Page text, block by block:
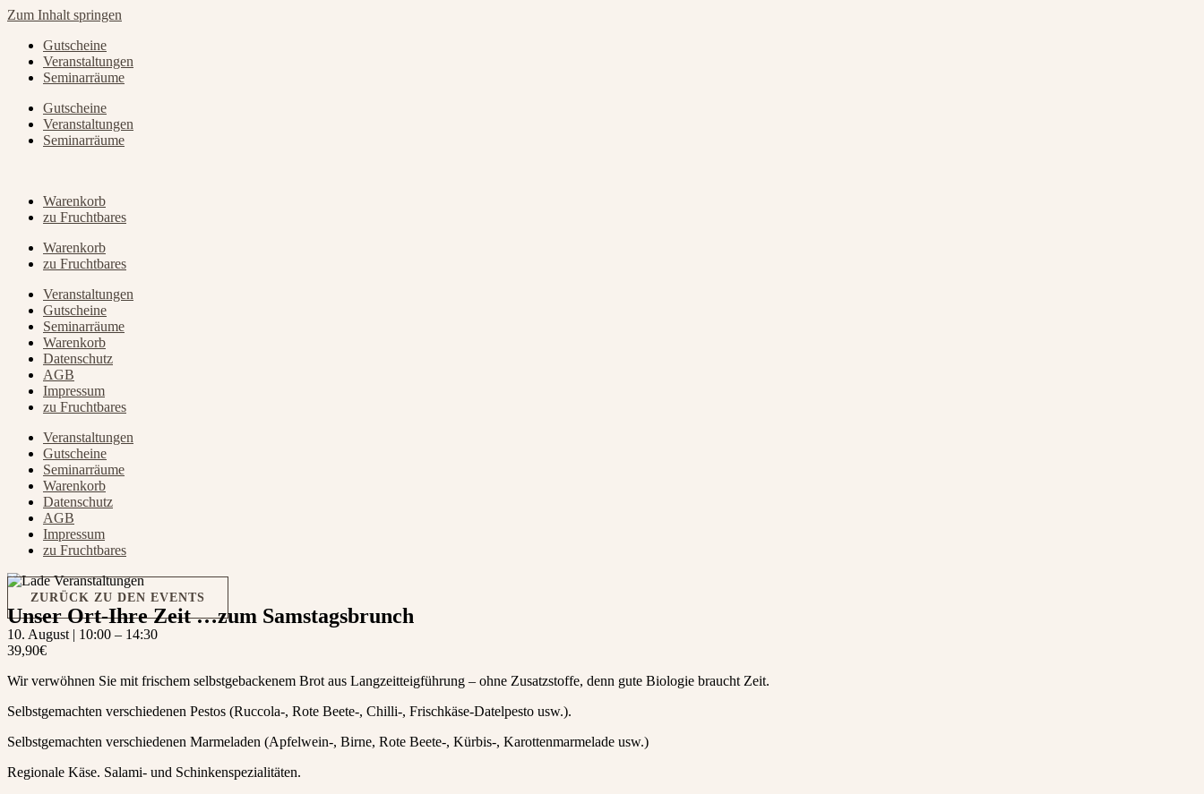
Zum Inhalt springen
Gutscheine
Veranstaltungen
Seminarräume
Gutscheine
Veranstaltungen
Seminarräume
Warenkorb
zu Fruchtbares
Warenkorb
zu Fruchtbares
Veranstaltungen
Gutscheine
Seminarräume
Warenkorb
Datenschutz
AGB
Impressum
zu Fruchtbares
Veranstaltungen
Gutscheine
Seminarräume
Warenkorb
Datenschutz
AGB
Impressum
zu Fruchtbares
ZURÜCK ZU DEN EVENTS
Unser Ort-Ihre Zeit …zum Samstagsbrunch
10. August | 10:00 – 14:30
39,90€
Wir verwöhnen Sie mit frischem selbstgebackenem Brot aus Langzeitteigführung – ohne Zusatzstoffe, denn gute Biologie braucht Zeit.
Selbstgemachten verschiedenen Pestos (Ruccola-, Rote Beete-, Chilli-, Frischkäse-Datelpesto usw.).
Selbstgemachten verschiedenen Marmeladen (Apfelwein-, Birne, Rote Beete-, Kürbis-, Karottenmarmelade usw.)
Regionale Käse. Salami- und Schinkenspezialitäten.